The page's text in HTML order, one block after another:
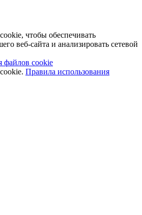
чтобы обеспечивать
веб-сайта и анализировать сетевой
файлов cookie
Правила использования